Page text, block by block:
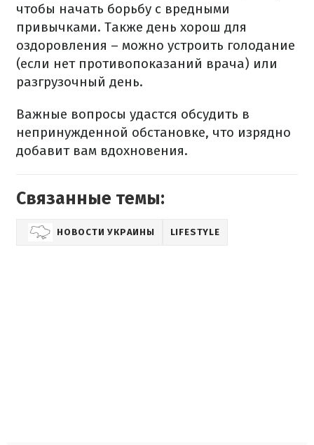
чтобы начать борьбу с вредными
привычками. Также день хорош для
оздоровления – можно устроить голодание
(если нет противопоказаний врача) или
разгрузочный день.
Важные вопросы удастся обсудить в
непринужденной обстановке, что изрядно
добавит вам вдохновения.
Связанные темы:
НОВОСТИ УКРАИНЫ LIFESTYLE